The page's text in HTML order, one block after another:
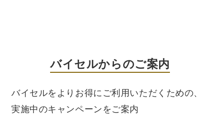
バイセルからのご案内
バイセルをよりお得にご利用いただくための、
実施中のキャンペーンをご案内